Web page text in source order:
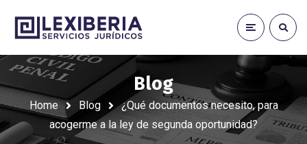
Blog
Home Blog
¿Qué documentos necesito, para
acogerme a la ley de segunda oportunidad?